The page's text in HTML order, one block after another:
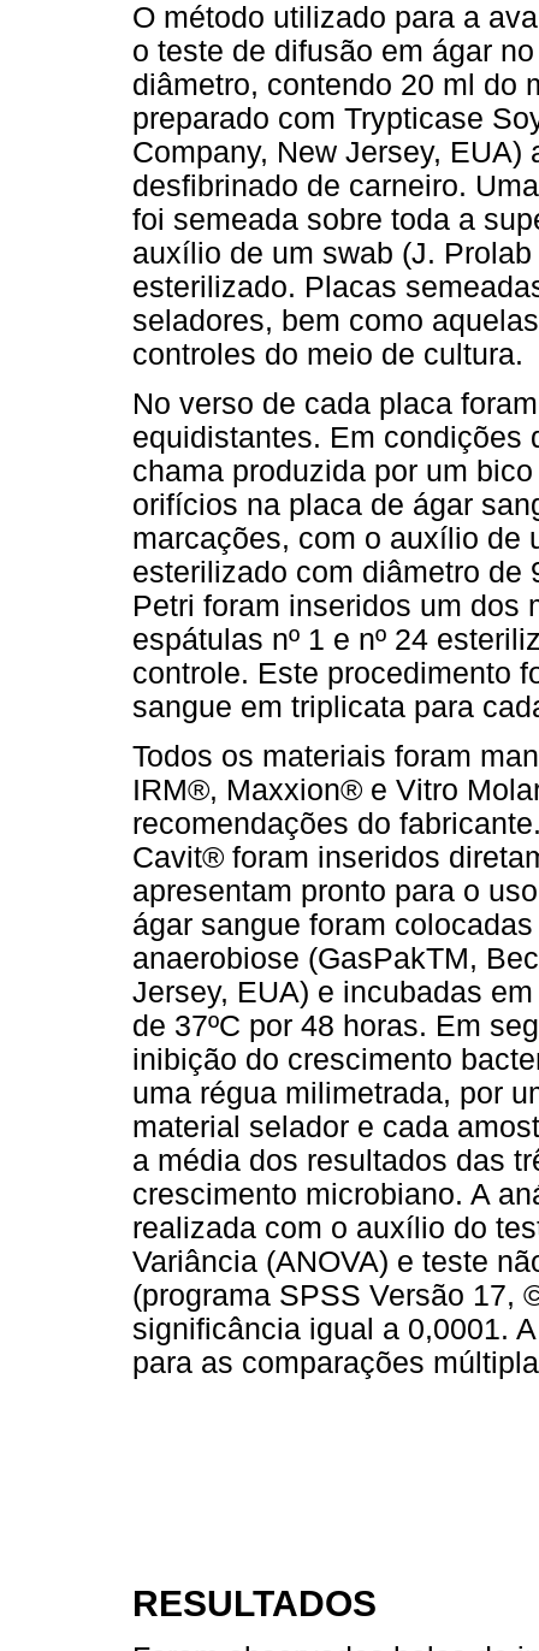
O método utilizado para a
o teste de difusão em ágar
diâmetro, contendo 20 ml do
preparado com Trypticase
Company, New Jersey,
desfibrinado de carneiro.
foi semeada sobre toda a
auxílio de um swab (J.
esterilizado. Placas
seladores, bem como
controles do meio de cultura.
No verso de cada placa
equidistantes. Em condições
chama produzida por um
orifícios na placa de ágar
marcações, com o auxílio de
esterilizado com diâmetro de
Petri foram inseridos um dos
espátulas nº 1 e nº 24
controle. Este procedimento
sangue em triplicata para
Todos os materiais foram
IRM®, Maxxion® e Vitro
recomendações do
Cavit® foram inseridos
apresentam pronto para o
ágar sangue foram
anaerobiose (GasPakTM,
Jersey, EUA) e incubadas
de 37ºC por 48 horas. Em
inibição do crescimento
uma régua milimetrada, por
material selador e cada
a média dos resultados das
crescimento microbiano. A
realizada com o auxílio do
Variância (ANOVA) e teste
(programa SPSS Versão 17,
significância igual a 0,0001.
para as comparações
RESULTADOS